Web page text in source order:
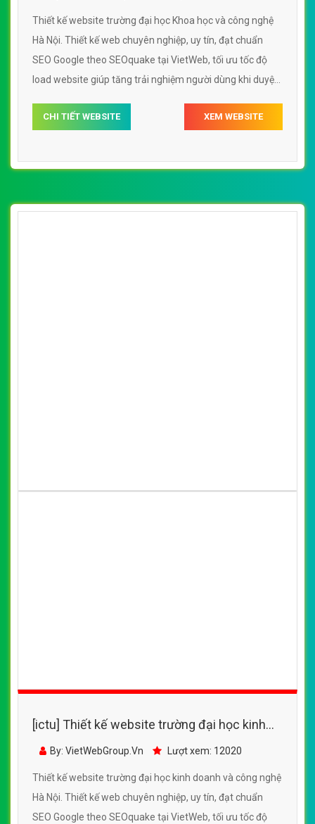
Thiết kế website trường đại học Khoa học và công nghệ
Hà Nội. Thiết kế web chuyên nghiệp, uy tín, đạt chuẩn
SEO Google theo SEOquake tại VietWeb, tối ưu tốc độ
load website giúp tăng trải nghiệm người dùng khi duyệt
CHI TIẾT WEBSITE XEM WEBSITE
[ictu] Thiết kế website trường đại học kinh
doanh và công nghệ Hà Nội
By: VietWebGroup.Vn Lượt xem: 12020
Thiết kế website trường đại học kinh doanh và công nghệ
Hà Nội. Thiết kế web chuyên nghiệp, uy tín, đạt chuẩn
SEO Google theo SEOquake tại VietWeb, tối ưu tốc độ